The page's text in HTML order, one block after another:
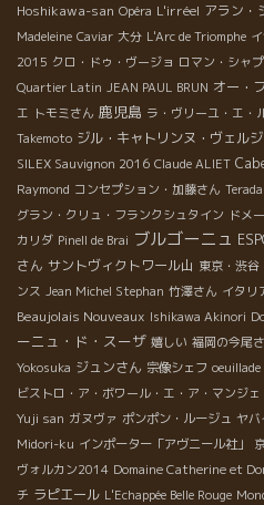
Hoshikawa-san Opéra L'irréel アラン・
Madeleine Caviar 大分 L'Arc de Triomphe
2015 クロ・ドゥ・ヴージョ ロマン・シャ
Quartier Latin JEAN PAUL BRUN オー・
エ トモミさん 鹿児島 ラ・ヴリーユ・エ・
Takemoto ジル・キャトリンヌ・ヴェルジ
SILEX Sauvignon 2016 Claude ALIET
Raymond コンセプション・加藤さん
グラン・クリュ・フランクシュタイン ドメ
カリダ Pinell de Brai ブルゴーニュ
さん サントヴィクトワール山 東京・渋谷
ンス Jean Michel Stephan 竹澤さん イタリ
Beaujolais Nouveaux Ishikawa Akinori
ーニュ・ド・スーザ 嬉しい 福岡の今尾
Yokosuka ジュンさん 宗像シェフ oeuillade
ビストロ・ア・ボワール・エ・ア・マンジェ
Yuji san ガヌヴァ ポンポン・ルージュ ヤバ
Midori-ku インポーター「アヴニール社」
ヴォルカン2014 Domaine Catherine et
チ ラピエール L'Echappée Belle Rouge